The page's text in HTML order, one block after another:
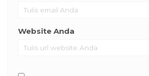
Website Anda